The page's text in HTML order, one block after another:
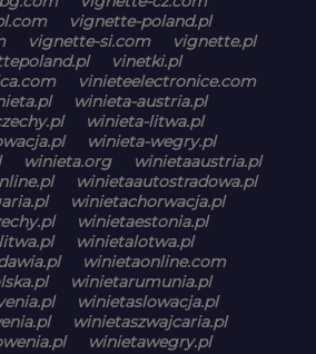
vignette-poland.pl
vignette-si.com
vignette.pl
vinetki.pl
vinieteelectronice.com
winieta-austria.pl
winieta-litwa.pl
winieta-wegry.pl
winieta.org
winietaaustria.pl
winietaautostradowa.pl
winietachorwacja.pl
winietaestonia.pl
winietalotwa.pl
winietaonline.com
winietarumunia.pl
winietaslowacja.pl
winietaszwajcaria.pl
winietawegry.pl